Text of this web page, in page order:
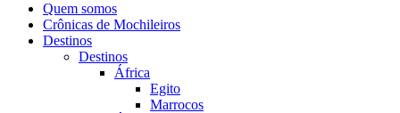
Quem somos
Crônicas de Mochileiros
Destinos
Destinos
África
Egito
Marrocos